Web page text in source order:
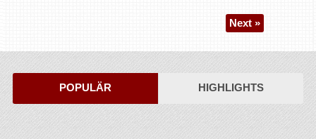
Next »
POPULÄR HIGHLIGHTS